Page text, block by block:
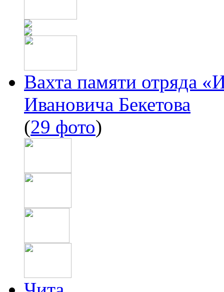
Вахта памяти отряда
Ивановича Бекетова
(29 фото)